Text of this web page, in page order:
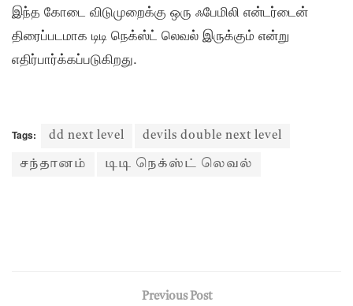
இந்த கோடை விடுமுறைக்கு ஒரு ஃபேமிலி என்டர்டைன்
திரைப்படமாக டிடி நெக்ஸ்ட் லெவல் இருக்கும் என்று
எதிர்பார்க்கப்படுகிறது.
Tags: dd next level devils double next level
சந்தானம் டிடி நெக்ஸ்ட் லெவல்
Previous Post